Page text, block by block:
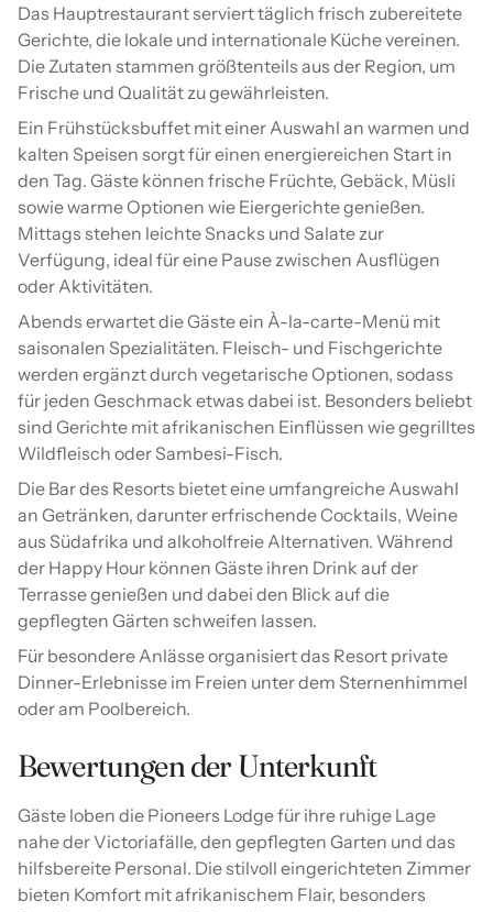
Das Hauptrestaurant serviert täglich frisch zubereitete
Gerichte, die lokale und internationale Küche vereinen.
Die Zutaten stammen größtenteils aus der Region, um
Frische und Qualität zu gewährleisten.
Ein Frühstücksbuffet mit einer Auswahl an warmen und
kalten Speisen sorgt für einen energiereichen Start in
den Tag. Gäste können frische Früchte, Gebäck, Müsli
sowie warme Optionen wie Eiergerichte genießen.
Mittags stehen leichte Snacks und Salate zur
Verfügung, ideal für eine Pause zwischen Ausflügen
oder Aktivitäten.
Abends erwartet die Gäste ein À-la-carte-Menü mit
saisonalen Spezialitäten. Fleisch- und Fischgerichte
werden ergänzt durch vegetarische Optionen, sodass
für jeden Geschmack etwas dabei ist. Besonders beliebt
sind Gerichte mit afrikanischen Einflüssen wie gegrilltes
Wildfleisch oder Sambesi-Fisch.
Die Bar des Resorts bietet eine umfangreiche Auswahl
an Getränken, darunter erfrischende Cocktails, Weine
aus Südafrika und alkoholfreie Alternativen. Während
der Happy Hour können Gäste ihren Drink auf der
Terrasse genießen und dabei den Blick auf die
gepflegten Gärten schweifen lassen.
Für besondere Anlässe organisiert das Resort private
Dinner-Erlebnisse im Freien unter dem Sternenhimmel
oder am Poolbereich.
Bewertungen der Unterkunft
Gäste loben die Pioneers Lodge für ihre ruhige Lage
nahe der Victoriafälle, den gepflegten Garten und das
hilfsbereite Personal. Die stilvoll eingerichteten Zimmer
bieten Komfort mit afrikanischem Flair, besonders